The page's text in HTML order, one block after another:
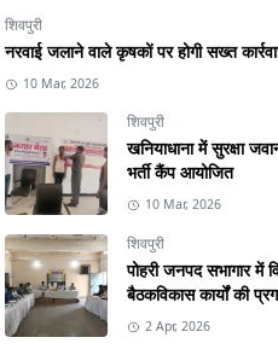
शिवपुरी
नरवाई जलाने वाले कृषकों पर होगी सख्त
10 Mar, 2026
शिवपुरी
खनियाधाना में सुरक्षा
भर्ती कैंप आयोजित
10 Mar, 2026
शिवपुरी
पोहरी जनपद सभागार में
बैठकविकास कार्यों की
2 Apr, 2026